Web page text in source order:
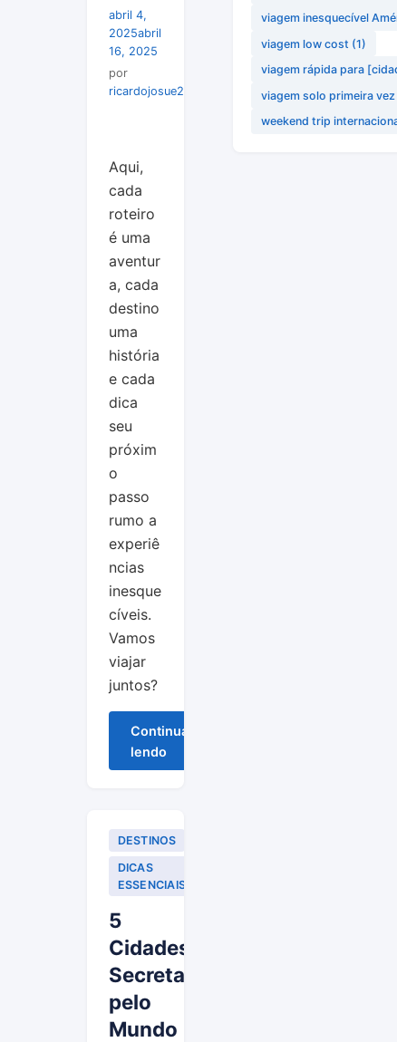
abril 4,
2025abril
16, 2025
por
ricardojosue259@gmail.com
Aqui,
cada
roteiro
é uma
aventur
a, cada
destino
uma
história
e cada
dica
seu
próxim
o
passo
rumo a
experiê
ncias
inesque
cíveis.
Vamos
viajar
juntos?
Continuar
lendo
DESTINOS
DICAS
ESSENCIAIS
5
Cidades
Secretas
pelo
Mundo
viagem inesquecível
viagem low cost (1)
viagem rápida para
viagem solo primeira vez
weekend trip